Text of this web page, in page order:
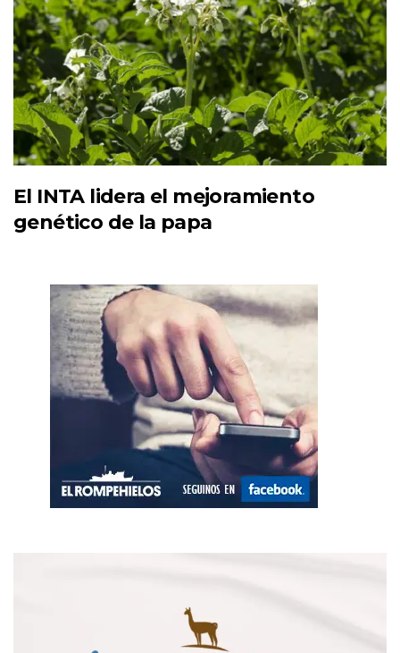
El INTA lidera el mejoramiento
genético de la papa